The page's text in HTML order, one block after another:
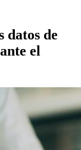
datos de
el